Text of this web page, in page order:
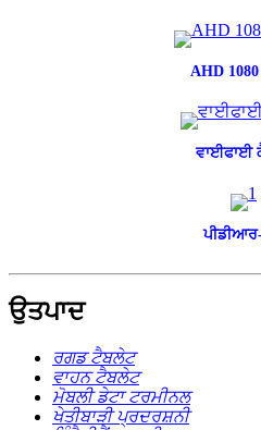
AHD
ਵਾਈਫਾਈ
ਉਤਪਾਦ
ਰਗਡ ਟੈਬਲੇਟ
ਵਾਹਨ ਟੈਬਲੇਟ
ਮੋਬਲੀ ਡੇਟਾ ਟਰਮੀਨਲ
ਖੇਤੀਬਾੜੀ ਪ੍ਰਦਰਸ਼ਨੀ